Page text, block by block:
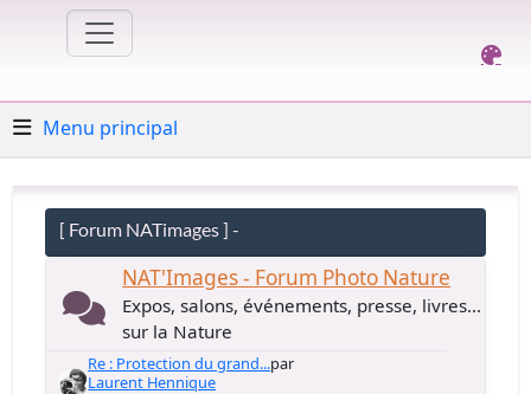
Menu principal
[ Forum NATimages ] -
NAT'Images - Forum Photo Nature
Expos, salons, événements, presse, livres...
sur la Nature
Re : Protection du grand...par
Laurent Hennique